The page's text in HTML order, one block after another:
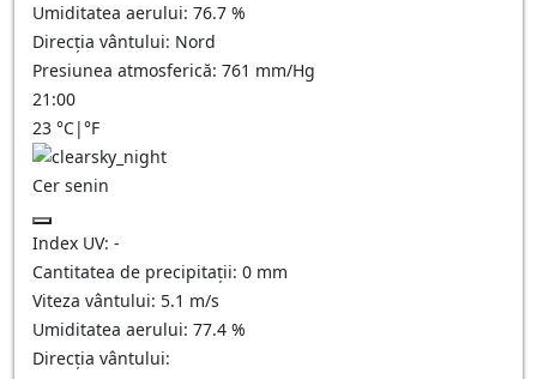
Umiditatea aerului: 76.7 %
Direcția vântului: Nord
Presiunea atmosferică: 761 mm/Hg
21:00
23 °C|°F
Cer senin
Index UV: -
Cantitatea de precipitații: 0 mm
Viteza vântului: 5.1 m/s
Umiditatea aerului: 77.4 %
Direcția vântului: